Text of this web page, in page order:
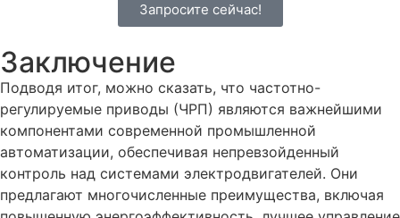
Запросите сейчас!
Заключение
Подводя итог, можно сказать, что частотно-
регулируемые приводы (ЧРП) являются важнейшими
компонентами современной промышленной
автоматизации, обеспечивая непревзойденный
контроль над системами электродвигателей. Они
предлагают многочисленные преимущества, включая